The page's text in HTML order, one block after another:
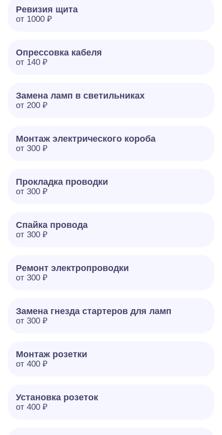
Ревизия щита
от 1000 ₽
Опрессовка кабеля
от 140 ₽
Замена ламп в светильниках
от 200 ₽
Монтаж электрического короба
от 300 ₽
Прокладка проводки
от 300 ₽
Спайка провода
от 300 ₽
Ремонт электропроводки
от 300 ₽
Замена гнезда стартеров для ламп
от 300 ₽
Монтаж розетки
от 400 ₽
Установка розеток
от 400 ₽